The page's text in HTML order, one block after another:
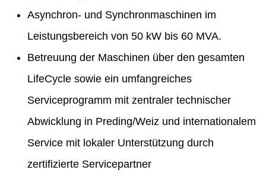
Asynchron- und Synchronmaschinen im
Leistungsbereich von 50 kW bis 60 MVA.
Betreuung der Maschinen über den gesamten
LifeCycle sowie ein umfangreiches
Serviceprogramm mit zentraler technischer
Abwicklung in Preding/Weiz und internationalem
Service mit lokaler Unterstützung durch
zertifizierte Servicepartner